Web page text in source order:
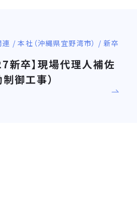
/ 本社（沖縄県宜野湾市） / 新卒
新卒】現場代理人補佐
御工事）